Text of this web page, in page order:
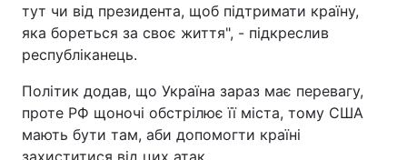
тут чи від президента, щоб підтримати країну,
яка бореться за своє життя", - підкреслив
республіканець.
Політик додав, що Україна зараз має перевагу,
проте РФ щоночі обстрілює її міста, тому США
мають бути там, аби допомогти країні
захиститися від цих атак.